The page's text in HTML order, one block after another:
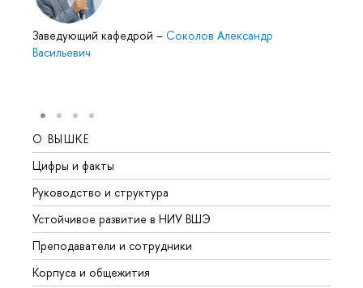
Заведующий кафедрой – Соколов Александр
Васильевич
О ВЫШКЕ
Цифры и факты
Руководство и структура
Устойчивое развитие в НИУ ВШЭ
Преподаватели и сотрудники
Корпуса и общежития